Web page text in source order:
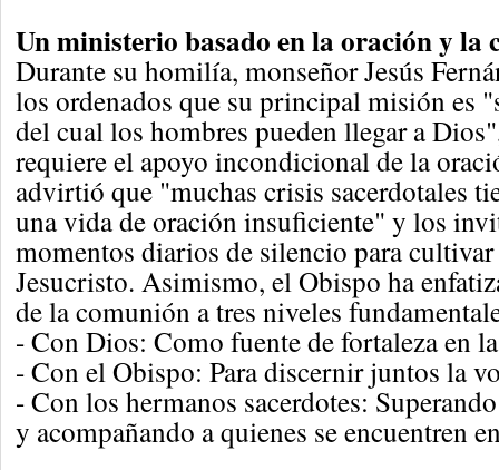
Un ministerio basado en la oración y la
Durante su homilía, monseñor Jesús
los ordenados que su principal misión es
del cual los hombres pueden llegar a
requiere el apoyo incondicional de la
advirtió que "muchas crisis sacerdotales
una vida de oración insuficiente" y los
momentos diarios de silencio para
Jesucristo. Asimismo, el Obispo ha
de la comunión a tres niveles
- Con Dios: Como fuente de fortaleza en
- Con el Obispo: Para discernir juntos la
- Con los hermanos sacerdotes:
y acompañando a quienes se encuentren